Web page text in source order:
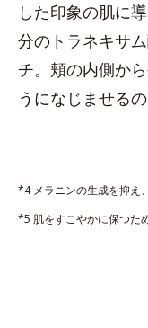
した印象の肌に
分のトラネキサ
チ。頬の内側か
うになじませる
*4 メラニンの生成を抑え
*5 肌をすこやかに保つた